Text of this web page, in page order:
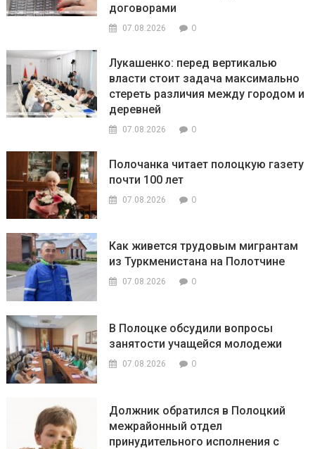
договорами
07.08.2026 0
Лукашенко: перед вертикалью
власти стоит задача максимально
стереть различия между городом и
деревней
07.08.2026 0
Полочанка читает полоцкую газету
почти 100 лет
07.08.2026 0
Как живется трудовым мигрантам
из Туркменистана на Полотчине
07.08.2026 0
В Полоцке обсудили вопросы
занятости учащейся молодежи
07.08.2026 0
Должник обратился в Полоцкий
межрайонный отдел
принудительного исполнения с